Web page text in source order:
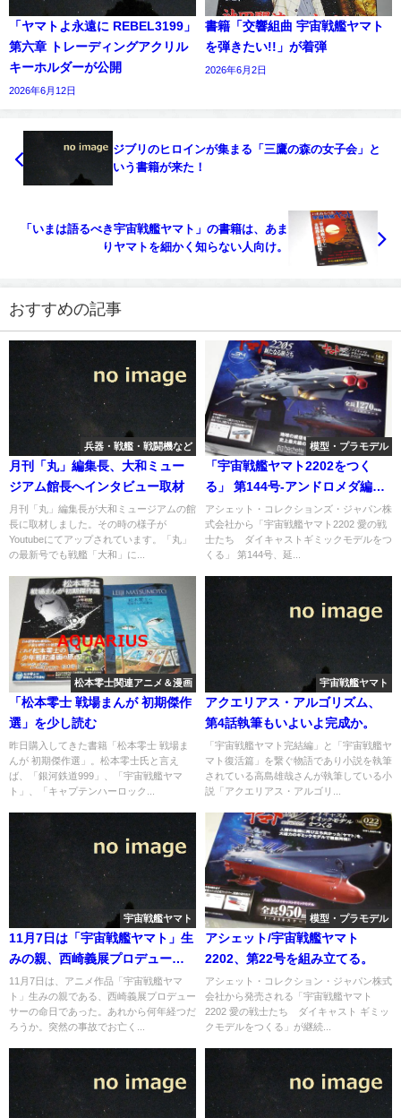
「ヤマトよ永遠に REBEL3199」
第六章 トレーディングアクリル
キーホルダーが公開
2026年6月12日
書籍「交響組曲 宇宙戦艦ヤマト
を弾きたい!!」が着弾
2026年6月2日
ジブリのヒロインが集まる「三鷹の森の女子会」と
いう書籍が来た！
「いまは語るべき宇宙戦艦ヤマト」の書籍は、あま
りヤマトを細かく知らない人向け。
おすすめの記事
兵器・戦艦・戦闘機など
月刊「丸」編集長、大和ミュー
ジアム館長へインタビュー取材
月刊「丸」編集長が大和ミュージアムの館
長に取材しました。その時の様子が
Youtubeにてアップされています。「丸」
の最新号でも戦艦「大和」に...
模型・プラモデル
「宇宙戦艦ヤマト2202をつく
る」 第144号-アンドロメダ編
（1）
アシェット・コレクションズ・ジャパン株
式会社から「宇宙戦艦ヤマト2202 愛の戦
士たち ダイキャストギミックモデルをつ
くる」 第144号、延...
松本零士関連アニメ＆漫画
「松本零士 戦場まんが 初期傑作
選」を少し読む
昨日購入してきた書籍「松本零士 戦場ま
んが 初期傑作選」。松本零士氏と言え
ば、「銀河鉄道999」、「宇宙戦艦ヤマ
ト」、「キャプテンハーロック...
宇宙戦艦ヤマト
アクエリアス・アルゴリズム、
第4話執筆もいよいよ完成か。
「宇宙戦艦ヤマト完結編」と「宇宙戦艦ヤ
マト復活篇」を繋ぐ物語であり小説を執筆
されている高島雄哉さんが執筆している小
説「アクエリアス・アルゴリ...
宇宙戦艦ヤマト
11月7日は「宇宙戦艦ヤマト」生
みの親、西崎義展プロデューサ
ーの命日
11月7日は、アニメ作品「宇宙戦艦ヤマ
ト」生みの親である、西崎義展プロデュー
サーの命日であった。あれから何年経つだ
ろうか。突然の事故でお亡く...
模型・プラモデル
アシェット/宇宙戦艦ヤマト
2202、第22号を組み立てる。
アシェット・コレクション・ジャパン株式
会社から発売される「宇宙戦艦ヤマト
2202 愛の戦士たち ダイキャスト ギミッ
クモデルをつくる」が継続...